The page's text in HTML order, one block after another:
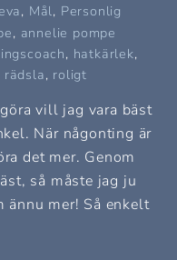
, Mål, Personlig
, annelie pompe
, hatkärlek,
rädsla, roligt
vill jag vara bäst
När någonting är
det mer. Genom
så måste jag ju
ännu mer! Så enkelt